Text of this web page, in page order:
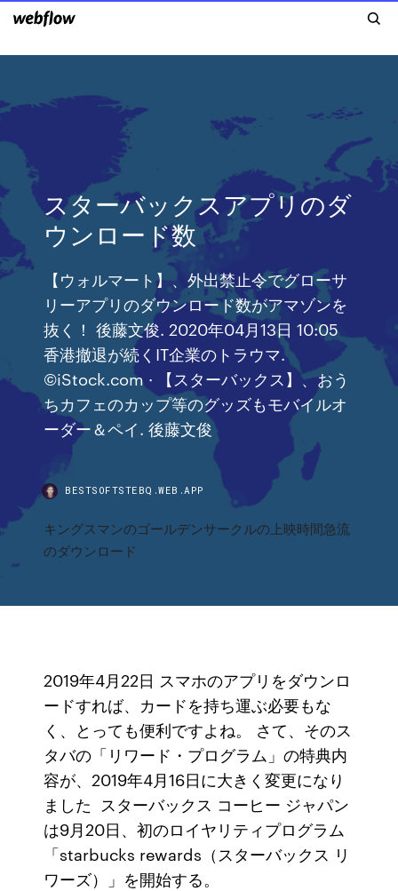
スターバックスアプリのダ
ウンロード数
【ウォルマート】、外出禁止令でグローサ
リーアプリのダウンロード数がアマゾンを
抜く！ 後藤文俊. 2020年04月13日 10:05
香港撤退が続くIT企業のトラウマ.
©iStock.com · 【スターバックス】、おう
ちカフェのカップ等のグッズもモバイルオ
ーダー＆ペイ. 後藤文俊
BESTSOFTSTEBQ.WEB.APP
キングスマンのゴールデンサークルの上映時間急流
のダウンロード
2019年4月22日 スマホのアプリをダウンロ
ードすれば、カードを持ち運ぶ必要もな
く、とっても便利ですよね。 さて、そのス
タバの「リワード・プログラム」の特典内
容が、2019年4月16日に大きく変更になり
ました スターバックス コーヒー ジャパン
は9月20日、初のロイヤリティプログラム
「starbucks rewards（スターバックス リ
ワーズ）」を開始する。